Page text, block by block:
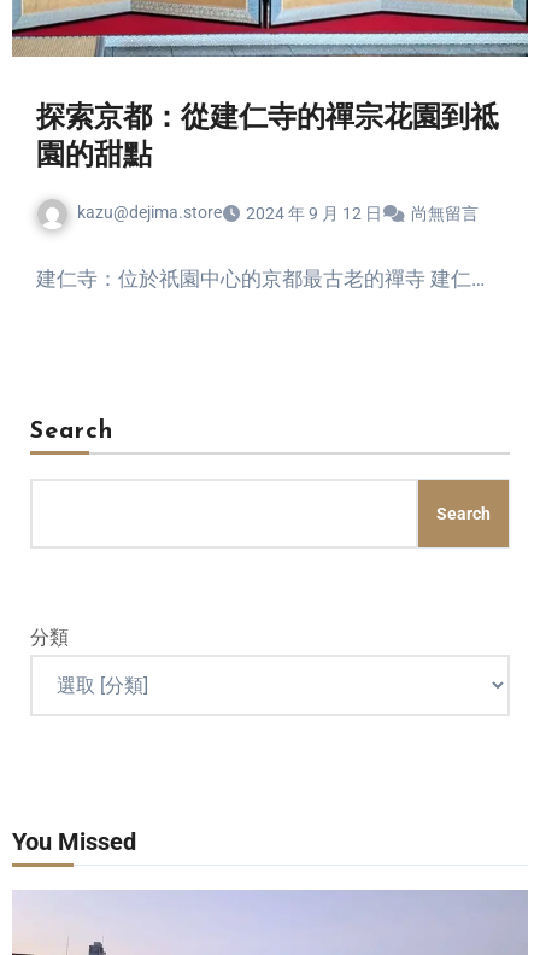
探索京都：從建仁寺的禪宗花園到祗
園的甜點
kazu@dejima.store 2024 年 9 月 12 日 尚無留言
建仁寺：位於祇園中心的京都最古老的禪寺 建仁…
Search
Search
分類
You Missed